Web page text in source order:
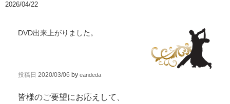
2026/04/22
DVD出来上がりました。
投稿日 2020/03/06 by eandeda
皆様のご要望にお応えして、